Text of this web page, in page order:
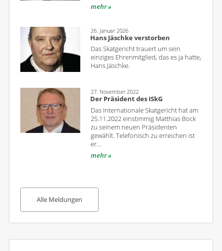
mehr
26. Januar 2026
Hans Jäschke verstorben
Das Skatgericht trauert um sein
einziges Ehrenmitglied, das es ja hatte,
Hans Jäschke.
27. November 2022
Der Präsident des ISkG
Das Internationale Skatgericht hat am
25.11.2022 einstimmig Matthias Bock
zu seinem neuen Präsidenten
gewählt. Telefonisch zu erreichen ist
er…
mehr
Alle Meldungen